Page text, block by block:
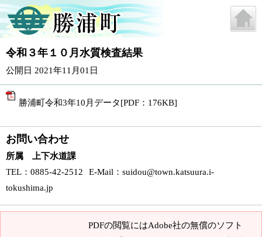
令和３年１０月水質検査結果
公開日 2021年11月01日
勝浦町令和3年10月データ[PDF：176KB]
お問い合わせ
所属 上下水道課
TEL ：0885-42-2512 E-Mail ： suidou@town.katsuura.i-
tokushima.jp
PDFの閲覧にはAdobe社の無償のソフト